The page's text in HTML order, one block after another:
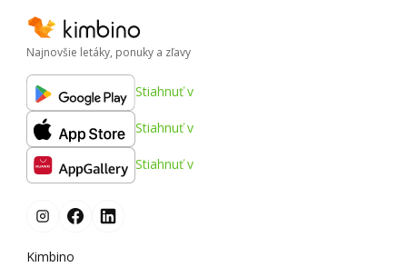
Najnovšie letáky, ponuky a zľavy
Stiahnuť v
Stiahnuť v
Stiahnuť v
Kimbino